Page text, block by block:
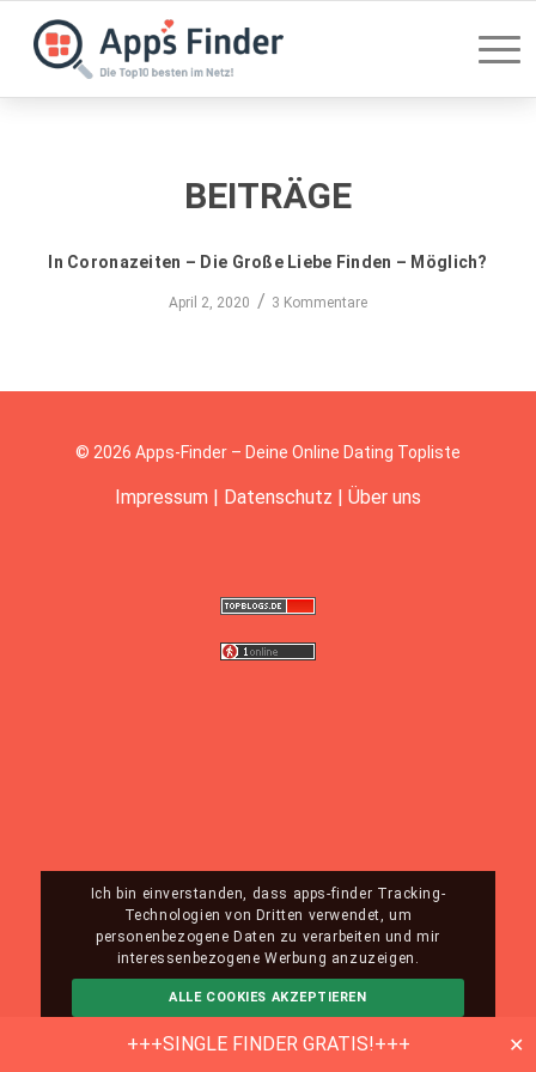
+++SINGLE FINDER GRATIS!+++ ✕
BEITRÄGE
In Coronazeiten – Die Große Liebe Finden – Möglich?
April 2, 2020 / 3 Kommentare
© 2026 Apps-Finder – Deine Online Dating Topliste
Impressum | Datenschutz | Über uns
Ich bin einverstanden, dass apps-finder Tracking-
Technologien von Dritten verwendet, um
personenbezogene Daten zu verarbeiten und mir
interessenbezogene Werbung anzuzeigen.
ALLE COOKIES AKZEPTIEREN
ABLEHNEN MEHR INFO